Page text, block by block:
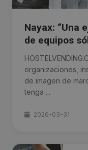
Nayax: “Una
de equipos
organizaciones,
de imagen de
tenga ...
2026-03-31